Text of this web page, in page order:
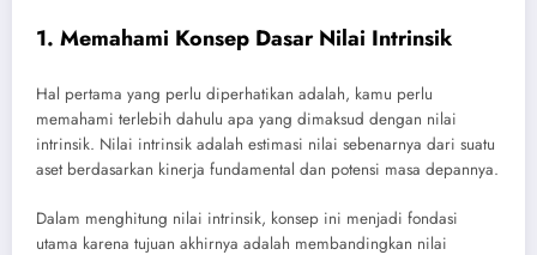
1. Memahami Konsep Dasar Nilai Intrinsik
Hal pertama yang perlu diperhatikan adalah, kamu perlu
memahami terlebih dahulu apa yang dimaksud dengan nilai
intrinsik. Nilai intrinsik adalah estimasi nilai sebenarnya dari suatu
aset berdasarkan kinerja fundamental dan potensi masa depannya.
Dalam menghitung nilai intrinsik, konsep ini menjadi fondasi
utama karena tujuan akhirnya adalah membandingkan nilai